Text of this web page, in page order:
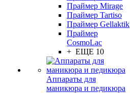
Праймер Mirage
Праймер Tartiso
Праймер Gellaktik
Праймер
CosmoLac
+ ЕЩЕ 10
Аппараты для
маникюра и педикюра